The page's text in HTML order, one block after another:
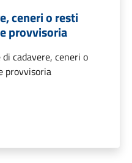
ceneri o resti
provvisoria
cadavere, ceneri o
provvisoria